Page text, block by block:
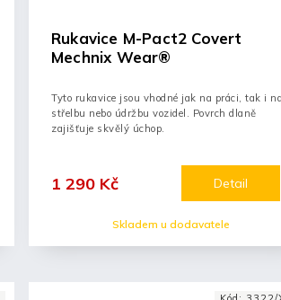
Rukavice M-Pact2 Covert
Mechnix Wear®
Skladem u dodavatele
1 290 Kč Detail
Tyto rukavice jsou vhodné jak na práci, tak i na
střelbu nebo údržbu vozidel. Povrch dlaně
zajišťuje skvělý úchop.